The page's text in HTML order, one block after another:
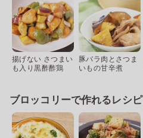
揚げない さつまい
も入り黒酢酢鶏
豚バラ肉とさつま
いもの甘辛煮
ブロッコリーで作れるレシピ